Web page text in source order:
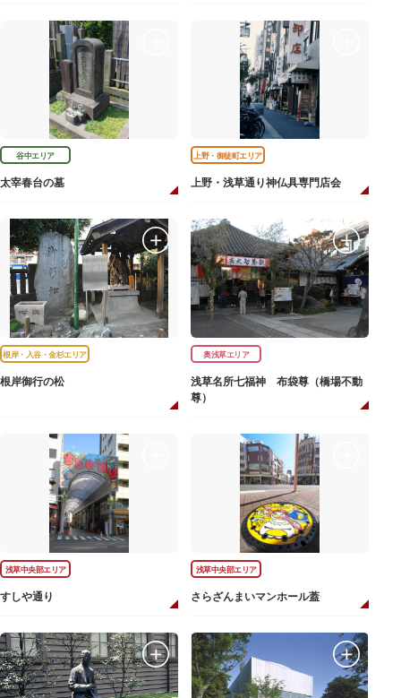
谷中エリア
太宰春台の墓
上野・御徒町エリア
上野・浅草通り神仏具専門店会
根岸・入谷・金杉エリア
根岸御行の松
奥浅草エリア
浅草名所七福神 布袋尊（橋場不動
尊）
浅草中央部エリア
すしや通り
浅草中央部エリア
さらざんまいマンホール蓋